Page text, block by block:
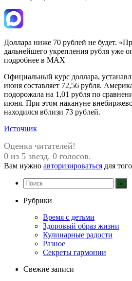
Доллара ниже 70 рублей не будет.
дальнейшего укрепления рубля уже
подробнее в MAX
Официальный курс доллара,
июня составляет 72,56 рубля.
подорожала на 1,01 рубля по
июня. При этом накануне
находился вблизи 73 рублей.
Источник
Оценка читателей!
0 из 5 звезд. 0 голосов.
Вам нужно авторизироваться для
Рубрики
Время с детьми
Здоровый образ жизни
Кулинарные радости
Разное
Секреты гармонии
Свежие записи